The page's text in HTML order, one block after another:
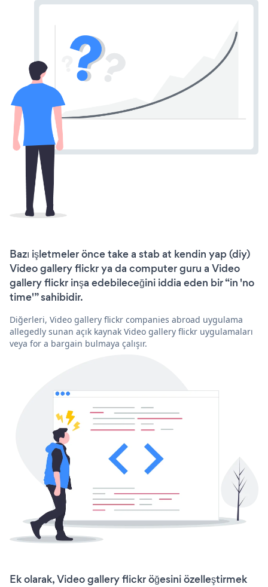
Bazı işletmeler önce take a stab at kendin yap (diy)
Video gallery flickr ya da computer guru a Video
gallery flickr inşa edebileceğini iddia eden bir “in 'no
time'” sahibidir.
Diğerleri, Video gallery flickr companies abroad uygulama
allegedly sunan açık kaynak Video gallery flickr uygulamaları
veya for a bargain bulmaya çalışır.
Ek olarak, Video gallery flickr öğesini özelleştirmek